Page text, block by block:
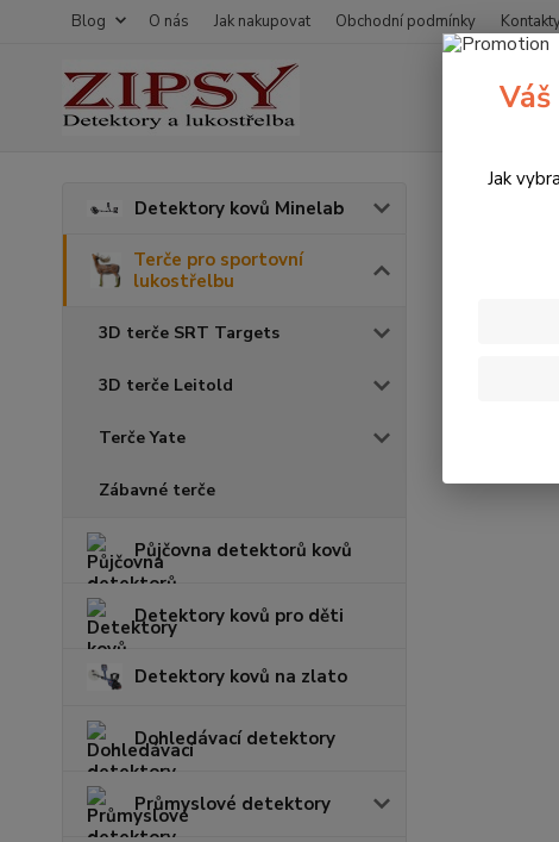
Blog O nás Jak nakupovat Obchodní podmínky
Detektory kovů Minelab
Terče pro sportovní
lukostřelbu
3D terče SRT Targets
3D terče Leitold
Terče Yate
Zábavné terče
Půjčovna detektorů kovů
Detektory kovů pro děti
Detektory kovů na zlato
Dohledávací detektory
Průmyslové detektory
3D
Jak